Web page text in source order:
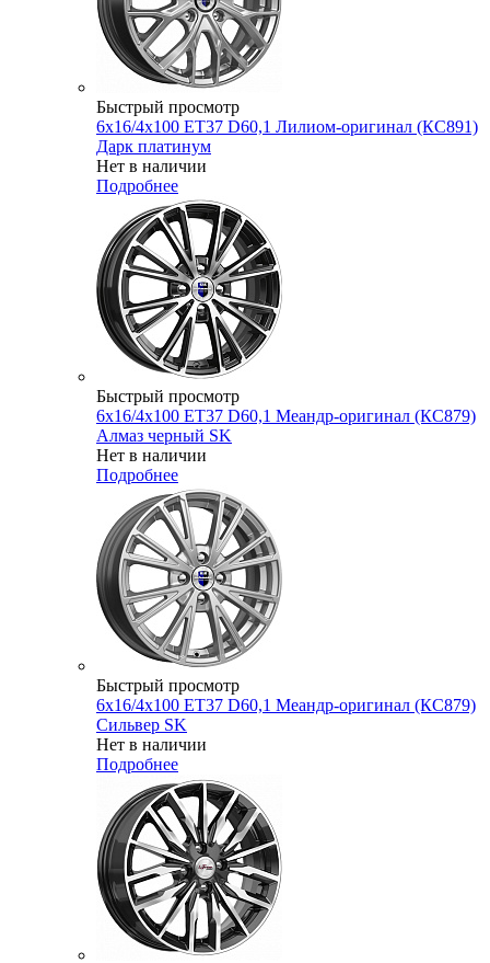
Быстрый просмотр
6x16/4x100 ET37 D60,1 Лилиом-оригинал (КС891)
Дарк платинум
Нет в наличии
Подробнее
Быстрый просмотр
6x16/4x100 ET37 D60,1 Меандр-оригинал (КС879)
Алмаз черный SK
Нет в наличии
Подробнее
Быстрый просмотр
6x16/4x100 ET37 D60,1 Меандр-оригинал (КС879)
Сильвер SK
Нет в наличии
Подробнее